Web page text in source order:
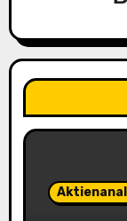
a
v
i